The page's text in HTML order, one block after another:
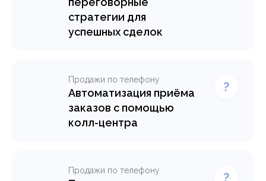
стратегии для
успешных сделок
Продажи по телефону
Автоматизация приёма
заказов с помощью
колл-центра
Продажи по телефону